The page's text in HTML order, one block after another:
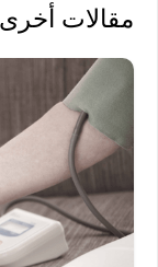
مقالات أخرى